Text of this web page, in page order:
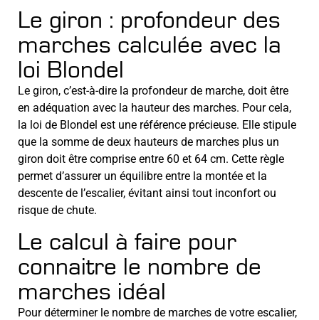
Le giron : profondeur des
marches calculée avec la
loi Blondel
Le giron, c’est-à-dire la profondeur de marche, doit être
en adéquation avec la hauteur des marches. Pour cela,
la loi de Blondel est une référence précieuse. Elle stipule
que la somme de deux hauteurs de marches plus un
giron doit être comprise entre 60 et 64 cm. Cette règle
permet d’assurer un équilibre entre la montée et la
descente de l’escalier, évitant ainsi tout inconfort ou
risque de chute.
Le calcul à faire pour
connaitre le nombre de
marches idéal
Pour déterminer le nombre de marches de votre escalier,